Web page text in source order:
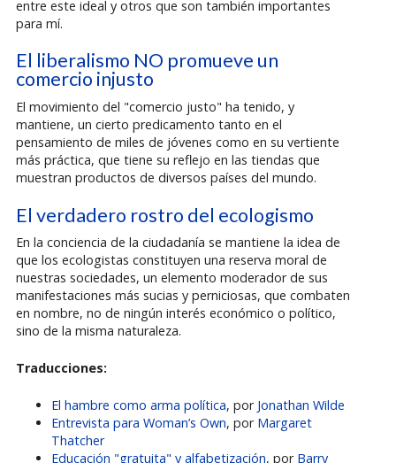
entre este ideal y otros que son también importantes
para mí.
El liberalismo NO promueve un
comercio injusto
El movimiento del "comercio justo" ha tenido, y
mantiene, un cierto predicamento tanto en el
pensamiento de miles de jóvenes como en su vertiente
más práctica, que tiene su reflejo en las tiendas que
muestran productos de diversos países del mundo.
El verdadero rostro del ecologismo
En la conciencia de la ciudadanía se mantiene la idea de
que los ecologistas constituyen una reserva moral de
nuestras sociedades, un elemento moderador de sus
manifestaciones más sucias y perniciosas, que combaten
en nombre, no de ningún interés económico o político,
sino de la misma naturaleza.
Traducciones:
El hambre como arma política, por Jonathan Wilde
Entrevista para Woman’s Own, por Margaret
Thatcher
Educación "gratuita" y alfabetización, por Barry